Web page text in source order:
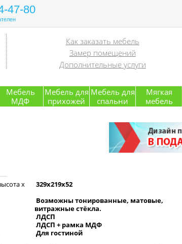
47-80
Как заказать мебель
Замер помещений
Дополнительные услуги
Мебель
МДФ
Мебель для
прихожей
Мебель для
спальни
Мягкая
мебель
х
329x219x52
Возможны тонированные, матовые,
витражные стёкла.
ЛДСП
ЛДСП + рамка МДФ
Для гостиной